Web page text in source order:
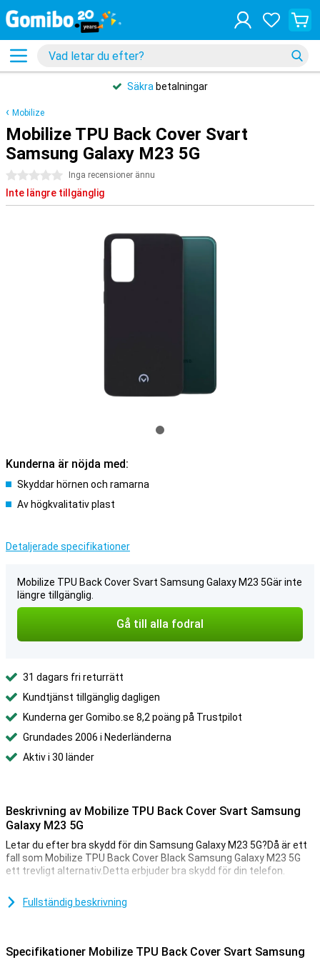
Säkra betalningar
Mobilize
Mobilize TPU Back Cover Svart
Samsung Galaxy M23 5G
0 stjärnor Inga recensioner ännu
Inte längre tillgänglig
Kunderna är nöjda med:
Skyddar hörnen och ramarna
Av högkvalitativ plast
Detaljerade specifikationer
Mobilize TPU Back Cover Svart Samsung Galaxy M23 5Gär inte
längre tillgänglig.
Gå till alla fodral
31 dagars fri returrätt
Kundtjänst tillgänglig dagligen
Kunderna ger Gomibo.se 8,2 poäng på Trustpilot
Grundades 2006 i Nederländerna
Aktiv i 30 länder
Beskrivning av Mobilize TPU Back Cover Svart Samsung
Galaxy M23 5G
Letar du efter bra skydd för din Samsung Galaxy M23 5G?Då är ett
fall som Mobilize TPU Back Cover Black Samsung Galaxy M23 5G
ett trevligt alternativ.Detta erbjuder bra skydd för din telefon.
det är inte utan anledning!Svart förbannar utan färg, passar varje
Ett solidt fall till ett bra pris
Fullständig beskrivning
Specifikationer Mobilize TPU Back Cover Svart Samsung